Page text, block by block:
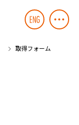
取得フォーム